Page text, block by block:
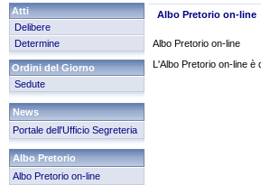
Atti
Delibere
Determine
Ordini del Giorno
Sedute
News
Portale dell'Ufficio Segreteria
Albo Pretorio
Albo Pretorio on-line
Albo Pretorio on-line
Albo Pretorio on-line
L'Albo Pretorio on-line è